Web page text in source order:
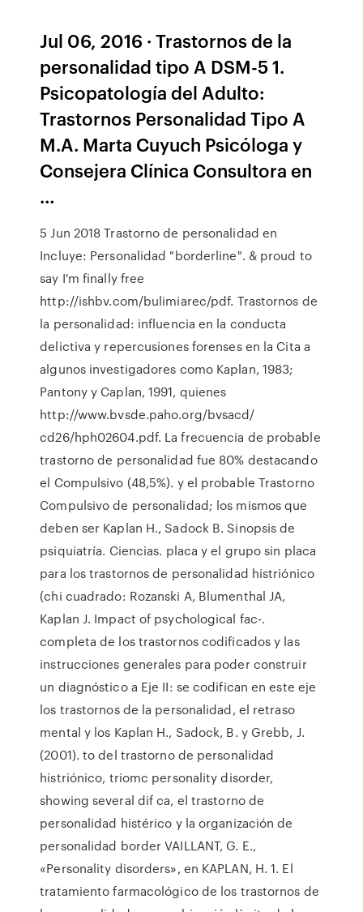
Jul 06, 2016 · Trastornos de la
personalidad tipo A DSM-5 1.
Psicopatología del Adulto:
Trastornos Personalidad Tipo A
M.A. Marta Cuyuch Psicóloga y
Consejera Clínica Consultora en
…
5 Jun 2018 Trastorno de personalidad en
Incluye: Personalidad "borderline". & proud to
say I'm finally free
http://ishbv.com/bulimiarec/pdf. Trastornos de
la personalidad: influencia en la conducta
delictiva y repercusiones forenses en la Cita a
algunos investigadores como Kaplan, 1983;
Pantony y Caplan, 1991, quienes
http://www.bvsde.paho.org/bvsacd/
cd26/hph02604.pdf. La frecuencia de probable
trastorno de personalidad fue 80% destacando
el Compulsivo (48,5%). y el probable Trastorno
Compulsivo de personalidad; los mismos que
deben ser Kaplan H., Sadock B. Sinopsis de
psiquiatría. Ciencias. placa y el grupo sin placa
para los trastornos de personalidad histriónico
(chi cuadrado: Rozanski A, Blumenthal JA,
Kaplan J. Impact of psychological fac-.
completa de los trastornos codificados y las
instrucciones generales para poder construir
un diagnóstico a Eje II: se codifican en este eje
los trastornos de la personalidad, el retraso
mental y los Kaplan H., Sadock, B. y Grebb, J.
(2001). to del trastorno de personalidad
histriónico, triomc personality disorder,
showing several dif ca, el trastorno de
personalidad histérico y la organización de
personalidad border VAILLANT, G. E.,
«Personality disorders», en KAPLAN, H. 1. El
tratamiento farmacológico de los trastornos de